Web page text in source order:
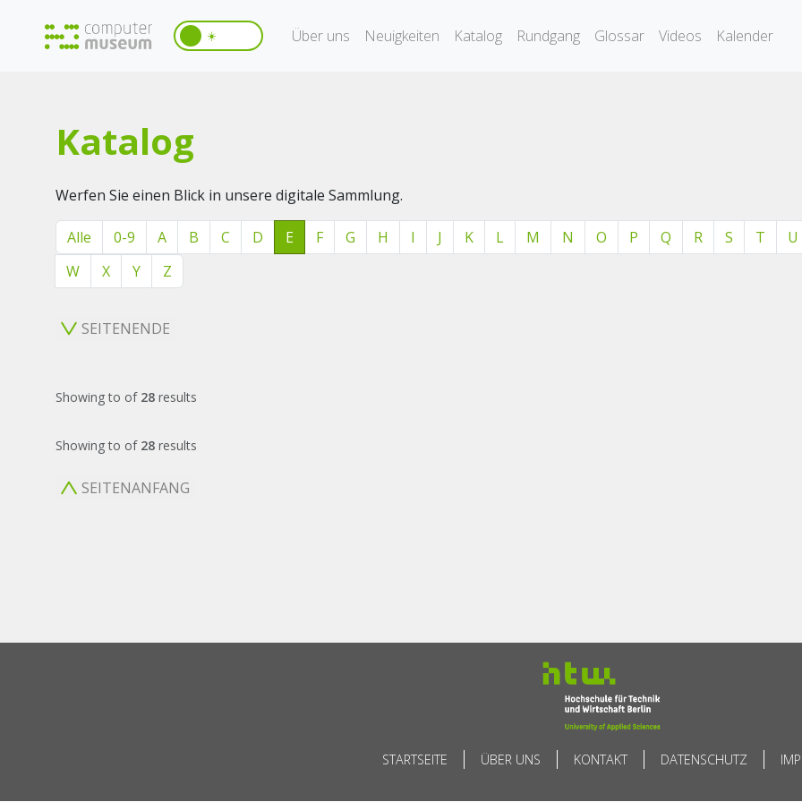
☀️ Über uns Neuigkeiten Katalog Rundgang Glossar Videos Kalender
Katalog
Werfen Sie einen Blick in unsere digitale Sammlung.
Alle 0-9 A B C D E F G H I J K L M N O P Q R S T U
W
X Y Z
SEITENENDE
Showingto of 28 results
Showingto of 28 results
SEITENANFANG
STARTSEITE ÜBER UNS KONTAKT DATENSCHUTZ